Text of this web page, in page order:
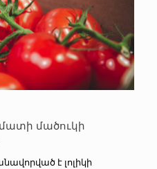
մածուկի
է լոլիկի